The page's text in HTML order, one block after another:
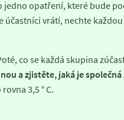
jedno opatření, které bude
účastníci vrátí, nechte
co se každá skupina
a zjistěte, jaká je společná
3,5 ° C.